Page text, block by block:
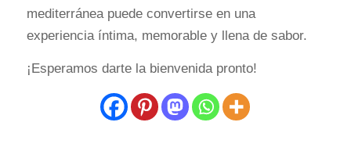
mediterránea puede convertirse en una
experiencia íntima, memorable y llena de sabor.
¡Esperamos darte la bienvenida pronto!